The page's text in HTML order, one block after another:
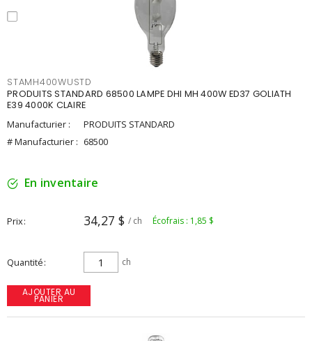
STAMH400WUSTD
PRODUITS STANDARD 68500 LAMPE DHI MH 400W ED37 GOLIATH
E39 4000K CLAIRE
Manufacturier :
PRODUITS STANDARD
# Manufacturier : 68500
En inventaire
Prix 34,27 $ / ch Écofrais : 1,85 $
Quantité ch
AJOUTER AU
PANIER